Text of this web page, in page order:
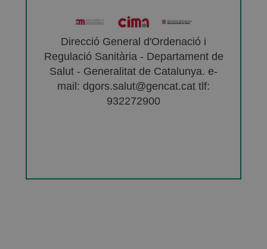
Direcció General d'Ordenació i
Regulació Sanitària - Departament de
Salut - Generalitat de Catalunya. e-
mail: dgors.salut@gencat.cat tlf:
932272900